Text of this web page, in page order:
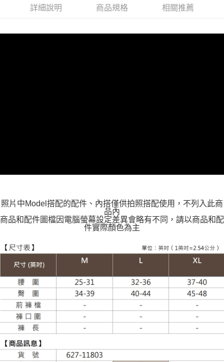
萊爾富取貨付款
詳細說明 商品規格 相關推薦
照片中Model搭配的配件、內搭僅供拍照搭配使用，不列入此商
品內
商品和配件圖檔因電腦螢幕設定差異會略有不同，請以商品和配
件實際顏色為主